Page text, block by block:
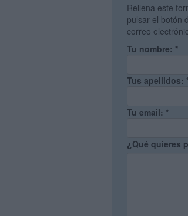
Rellena este
pulsar el botón
correo
Tu nombre: *
Tus apellidos:
Tu email: *
¿Qué quieres